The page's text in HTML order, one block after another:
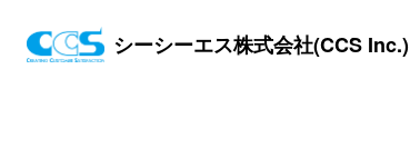
シーシーエス株式会社(CCS Inc.)